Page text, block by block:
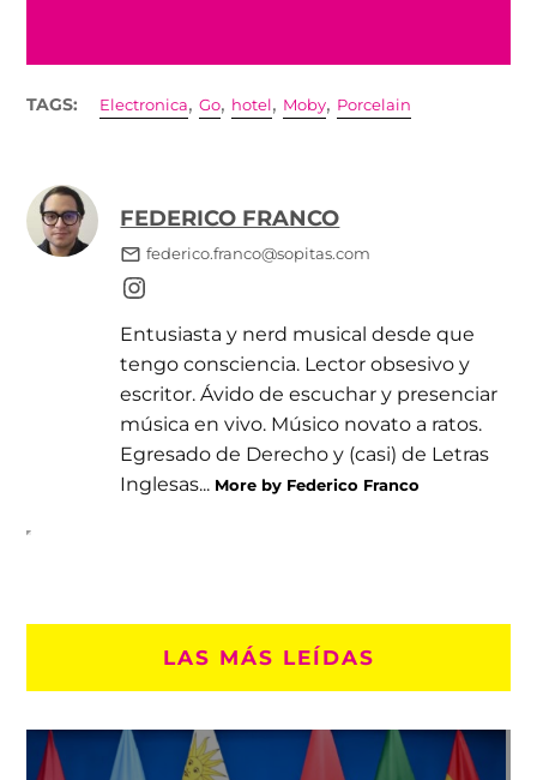
TAGS: Electronica,Go, hotel , Moby, Porcelain
FEDERICO FRANCO
federico.franco@sopitas.com
Entusiasta y nerd musical desde que
tengo consciencia. Lector obsesivo y
escritor. Ávido de escuchar y presenciar
música en vivo. Músico novato a ratos.
Egresado de Derecho y (casi) de Letras
Inglesas... More by Federico Franco
LAS MÁS LEÍDAS